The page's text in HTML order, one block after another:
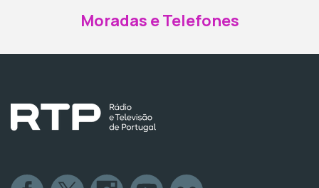
Moradas e Telefones